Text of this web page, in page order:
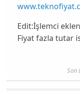
Edit:İşlemci
Fiyat fazla tutar
Son